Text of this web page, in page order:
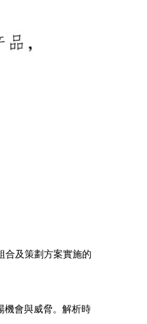
合及策劃方案實施的
機會與威脅。解析時